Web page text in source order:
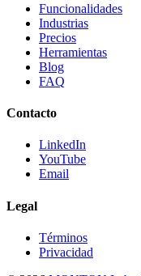
Funcionalidades
Industrias
Precios
Herramientas
Blog
FAQ
Contacto
LinkedIn
YouTube
Email
Legal
Términos
Privacidad